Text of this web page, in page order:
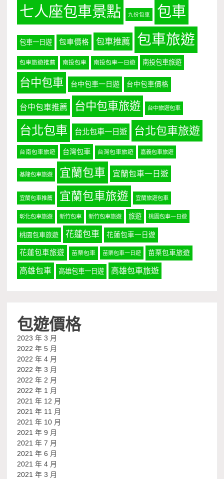
七人座包車景點 九份包車 包車
包車一日遊 包車價格 包車推薦 包車旅遊
包車旅遊推薦 南投包車 南投包車一日遊 南投包車旅遊
台中包車 台中包車一日遊 台中包車價格
台中包車推薦 台中包車旅遊 台中旅遊包車
台北包車 台北包車一日遊 台北包車旅遊
台南包車旅遊 台灣包車 台灣包車旅遊 嘉義包車旅遊
基隆包車旅遊 宜蘭包車 宜蘭包車一日遊
宜蘭包車推薦 宜蘭包車旅遊 宜蘭旅遊包車
彰化包車旅遊 新竹包車 新竹包車旅遊 旅遊 桃園包車一日遊
桃園包車旅遊 花蓮包車 花蓮包車一日遊
花蓮包車旅遊 苗栗包車 苗栗包車一日遊 苗栗包車旅遊
高雄包車 高雄包車一日遊 高雄包車旅遊
包遊價格
2023 年 3 月
2022 年 5 月
2022 年 4 月
2022 年 3 月
2022 年 2 月
2022 年 1 月
2021 年 12 月
2021 年 11 月
2021 年 10 月
2021 年 9 月
2021 年 7 月
2021 年 6 月
2021 年 4 月
2021 年 3 月